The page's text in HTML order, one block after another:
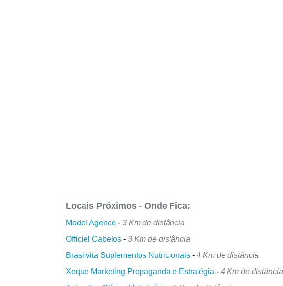
Locais Próximos - Onde Fica:
Model Agence -3 Km de distância
Officiel Cabelos -3 Km de distância
Brasilvita Suplementos Nutricionais -4 Km de distância
Xeque Marketing Propaganda e Estratégia -4 Km de distância